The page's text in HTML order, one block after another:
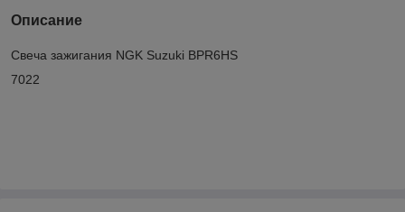
Описание
Свеча зажигания NGK Suzuki BPR6HS
7022